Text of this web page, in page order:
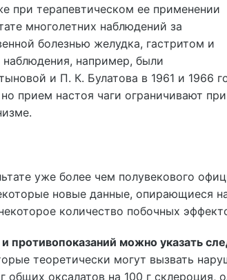
при терапевтическом ее применении
многолетних наблюдений за
болезнью желудка, гастритом и
например, были
и П. К. Булатова в 1961 и 1966
прием настоя чаги ограничивают
уже более чем полувекового
новые данные, опирающиеся
количество побочных
противопоказаний можно указать
теоретически могут вызвать
оксалатов на 100 г склероция,